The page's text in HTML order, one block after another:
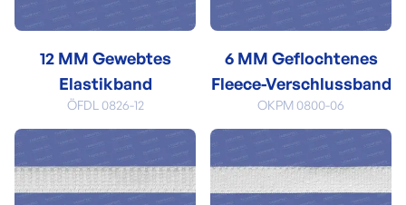
12 MM Gewebtes
Elastikband
ÖFDL 0826-12
6 MM Geflochtenes
Fleece-Verschlussband
OKPM 0800-06